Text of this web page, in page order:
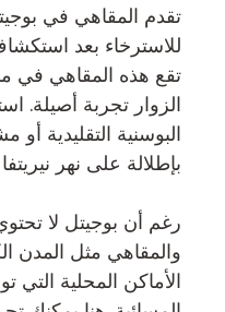
تقدم المقاهي في
للاسترخاء بعد استكشاف
تقع هذه المقاهي في
الزوار تجربة أصيلة.
البوسنية التقليدية
بإطلالة على نهر
رغم أن بوجيتل لا
والمقاهي مثل المدن
الأماكن المحلية التي